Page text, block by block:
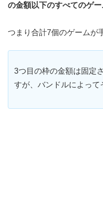
の金額以下のすべてのゲー
つまり合計7個のゲームが
3つ目の枠の金額は固定
すが、バンドルによって